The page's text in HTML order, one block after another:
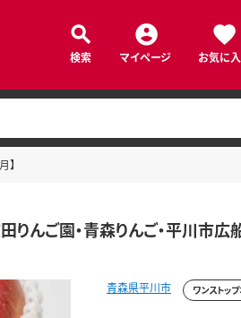
検索 マイページ お気に
】
んご園・青森りんご・平川市広
青森県平川市 ワンストッ